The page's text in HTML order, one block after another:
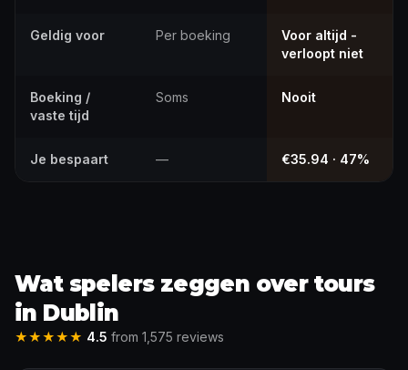
Geldig voor Per boeking
Voor altijd -
verloopt niet
Boeking /
vaste tijd
Soms Nooit
Je bespaart — €35.94 · 47%
Wat spelers zeggen over tours
in Dublin
★★★★★ 4.5 from 1,575 reviews